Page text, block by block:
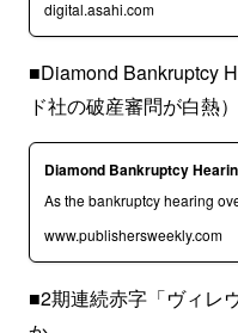
digital.asahi.com
■Diamond Bankruptcy
ド社の破産審問が白熱）
Diamond Bankruptcy
As the bankruptcy hearing
www.publishersweekly.com
■2期連続赤字「ヴィレ